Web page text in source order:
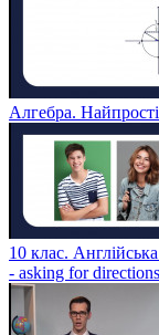
Алгебра.
10 клас.
- asking for directions